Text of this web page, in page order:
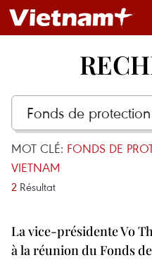
MOT CLÉ: FONDS DE
VIETNAM
2 Résultat
La vice-présidente Vo
à la réunion du Fonds